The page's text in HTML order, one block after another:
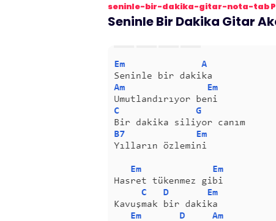
seninle-bir-dakika-gitar-nota-tab
Seninle Bir Dakika Gitar